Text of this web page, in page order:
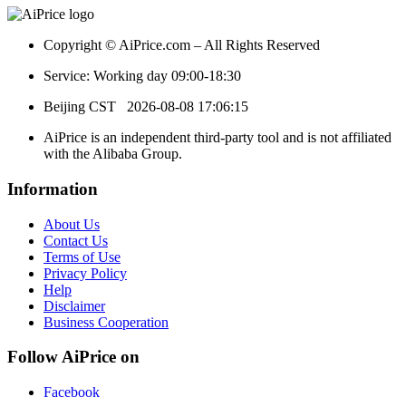
Copyright © AiPrice.com – All Rights Reserved
Service: Working day 09:00-18:30
Beijing CST 2026-08-08 17:06:15
AiPrice is an independent third-party tool and is not affiliated
with the Alibaba Group.
Information
About Us
Contact Us
Terms of Use
Privacy Policy
Help
Disclaimer
Business Cooperation
Follow AiPrice on
Facebook